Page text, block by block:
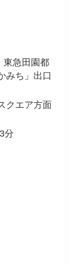
東急田園都
みち」出口
クエア方面
分